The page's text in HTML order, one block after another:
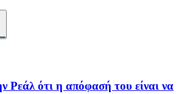
Ρεάλ ότι η απόφασή του είναι να